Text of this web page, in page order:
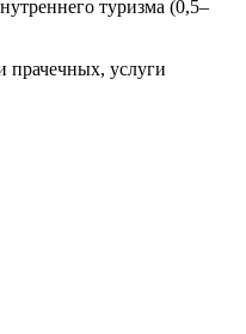
туризма (0,5–
прачечных, услуги